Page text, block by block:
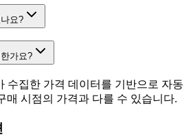
요?
가요?
수집한 가격 데이터를 기반으로 자동
매 시점의 가격과 다를 수 있습니다.